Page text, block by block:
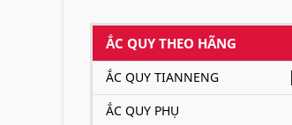
ẮC QUY THEO HÃNG
ẮC QUY TIANNENG
ẮC QUY PHỤ